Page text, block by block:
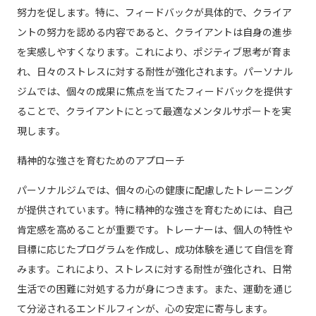
努力を促します。特に、フィードバックが具体的で、クライア
ントの努力を認める内容であると、クライアントは自身の進歩
を実感しやすくなります。これにより、ポジティブ思考が育ま
れ、日々のストレスに対する耐性が強化されます。パーソナル
ジムでは、個々の成果に焦点を当てたフィードバックを提供す
ることで、クライアントにとって最適なメンタルサポートを実
現します。
精神的な強さを育むためのアプローチ
パーソナルジムでは、個々の心の健康に配慮したトレーニング
が提供されています。特に精神的な強さを育むためには、自己
肯定感を高めることが重要です。トレーナーは、個人の特性や
目標に応じたプログラムを作成し、成功体験を通じて自信を育
みます。これにより、ストレスに対する耐性が強化され、日常
生活での困難に対処する力が身につきます。また、運動を通じ
て分泌されるエンドルフィンが、心の安定に寄与します。